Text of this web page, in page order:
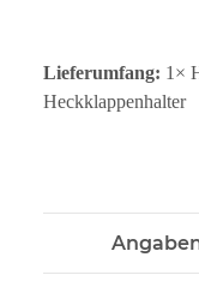
Lieferumfang: 1×
Heckklappenhalter